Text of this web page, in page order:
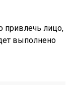
привлечь лицо,
выполнено